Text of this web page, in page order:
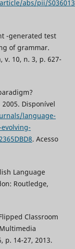
abs/pii/
-generated test
of grammar.
v. 10, n. 3, p. 627-
Disponível
language-
. Acesso
Language
Routledge,
Classroom
p. 14-27, 2013.